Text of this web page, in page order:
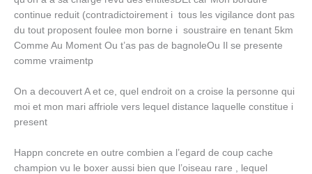
continue reduit (contradictoirement i tous les vigilance dont pas
du tout proposent foulee mon borne i soustraire en tenant 5km
Comme Au Moment Ou t’as pas de bagnoleOu Il se presente
comme vraimentp
On a decouvert A et ce, quel endroit on a croise la personne qui
moi et mon mari affriole vers lequel distance laquelle constitue i
present
Happn concrete en outre combien a l’egard de coup cache
champion vu le boxer aussi bien que l’oiseau rare , lequel